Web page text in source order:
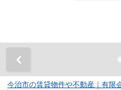
今治市の賃貸物件や不動産｜有限